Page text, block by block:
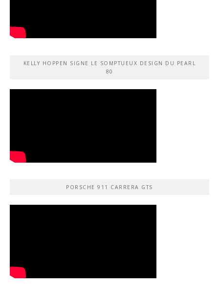
KELLY HOPPEN SIGNE LE SOMPTUEUX DESIGN DU PEARL
80
PORSCHE 911 CARRERA GTS